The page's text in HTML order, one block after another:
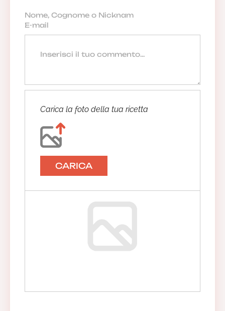
Carica la foto della tua ricetta
CARICA